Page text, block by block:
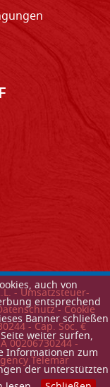
auch von
entsprechend
Banner schließen
weiter surfen,
Informationen zum
der unterstützten
- Umsatzsteuer-
-Cookie
- Cap. Soc. €
00206730244 -
Telemar